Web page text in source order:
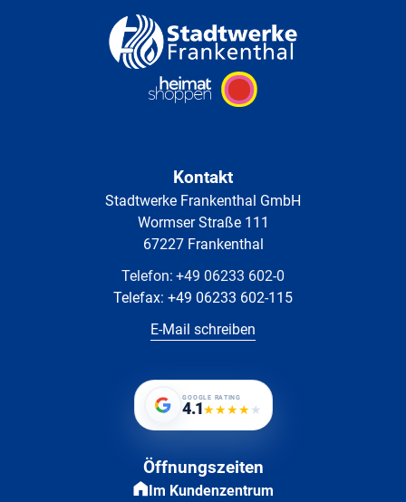
Kontakt
Stadtwerke Frankenthal GmbH
Wormser Straße 111
67227 Frankenthal
Telefon: +49 06233 602-0
Telefax: +49 06233 602-115
E-Mail schreiben
GOOGLE RATING
4.1★★★★★
Öffnungszeiten
Im Kundenzentrum